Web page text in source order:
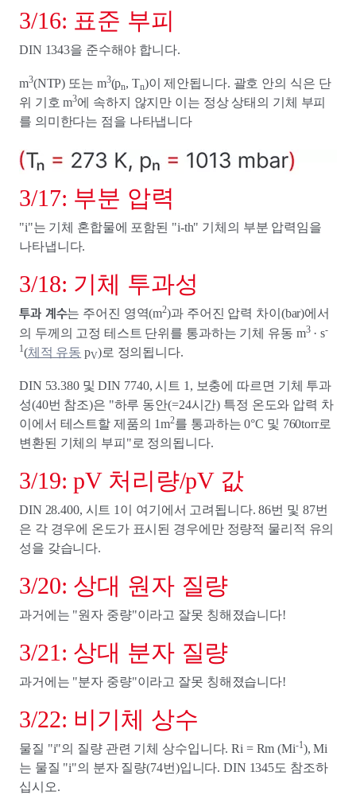
3/16: 표준 부피
DIN 1343을 준수해야 합니다.
m3(NTP) 또는 m3(pn, Tn)이 제안됩니다. 괄호 안의 식은 단
위 기호 m3에 속하지 않지만 이는 정상 상태의 기체 부피
를 의미한다는 점을 나타냅니다
3/17: 부분 압력
"i"는 기체 혼합물에 포함된 "i-th" 기체의 부분 압력임을
나타냅니다.
3/18: 기체 투과성
투과 계수는 주어진 영역(m2)과 주어진 압력 차이(bar)에서
의 두께의 고정 테스트 단위를 통과하는 기체 유동 m3· s-
1(체적 유동 pV)로 정의됩니다.
DIN 53.380 및 DIN 7740, 시트 1, 보충에 따르면 기체 투과
성(40번 참조)은 "하루 동안(=24시간) 특정 온도와 압력 차
이에서 테스트할 제품의 1m2를 통과하는 0°C 및 760torr로
변환된 기체의 부피"로 정의됩니다.
3/19: pV 처리량/pV 값
DIN 28.400, 시트 1이 여기에서 고려됩니다. 86번 및 87번
은 각 경우에 온도가 표시된 경우에만 정량적 물리적 유의
성을 갖습니다.
3/20: 상대 원자 질량
과거에는 "원자 중량"이라고 잘못 칭해졌습니다!
3/21: 상대 분자 질량
과거에는 "분자 중량"이라고 잘못 칭해졌습니다!
3/22: 비기체 상수
물질 "i"의 질량 관련 기체 상수입니다. Ri = Rm (Mi-1), Mi
는 물질 "i"의 분자 질량(74번)입니다. DIN 1345도 참조하
십시오.